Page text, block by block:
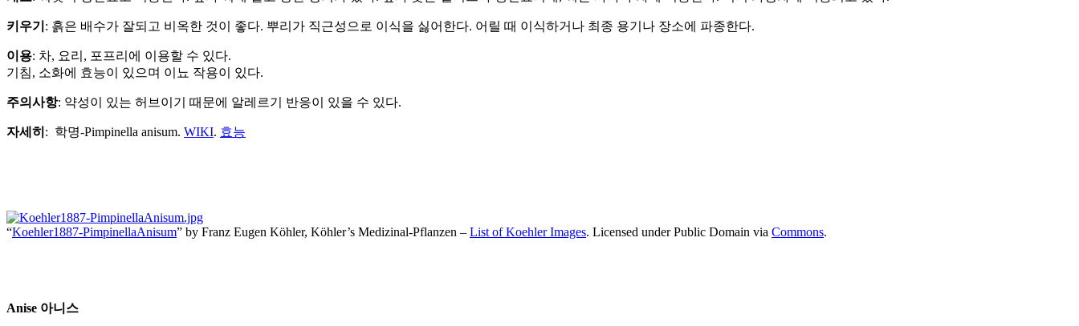
키우기 : 흙은 배수가 잘되고 비옥한 것이 좋다. 뿌리가 직근성으로 이식을 싫어한다. 어릴 때 이식하거나 최종 용기나 장소에 파종한다.
이용: 차, 요리, 포프리에 이용할 수 있다.
기침, 소화에 효능이 있으며 이뇨 작용이 있다.
주의사항: 약성이 있는 허브이기 때문에 알레르기 반응이 있을 수 있다.
자세히 : 학명-Pimpinella anisum. WIKI. 효능
“Koehler1887-PimpinellaAnisum” by Franz Eugen Köhler, Köhler’s Medizinal-Pflanzen – List of Koehler Images. Licensed under Public Domain via Commons.
Anise 아니스